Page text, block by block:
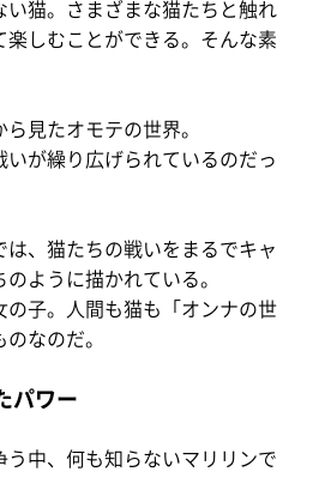
猫。さまざまな猫たちと触れ
しむことができる。そんな素
見たオモテの世界。
が繰り広げられているのだっ
は、猫たちの戦いをまるでキャ
ように描かれている。
子。人間も猫も「オンナの世
なのだ。
パワー
中、何も知らないマリリンで